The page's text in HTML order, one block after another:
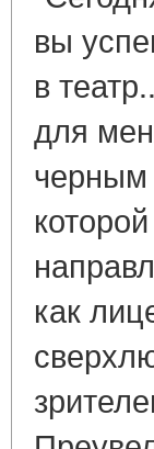
вы
в
для
черным
как